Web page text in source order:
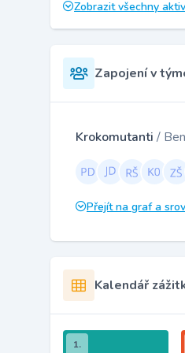
Zobrazit všechny
Zapojení v
Krokomutanti /
Přejít na graf a
Kalendář
1.